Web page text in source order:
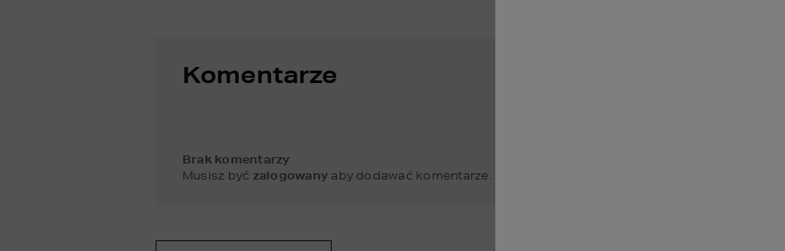
Komentarze
Brak komentarzy
Musisz być zalogowany aby dodawać komentarze.